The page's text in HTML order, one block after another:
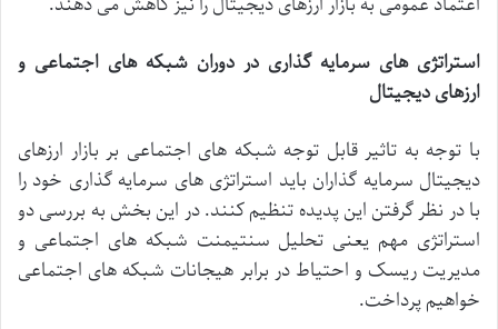
استراتژی های سرمایه گذاری در دوران شبکه های اجتماعی و
ارزهایدیجیتال
با توجه به تاثیر قابل توجه شبکه های اجتماعی بر بازار ارزهای
دیجیتال سرمایه گذاران باید استراتژی های سرمایه گذاری خود را
بادر نظر گرفتن این پدیده تنظیمکنند.در این بخش به بررسیدو
استراتژی مهم یعنی تحلیل سنتیمنت شبکه های اجتماعی و
مدیریتریسک و احتیاطدر برابر هیجانات شبکه های اجتماعی
خواهیمپرداخت.